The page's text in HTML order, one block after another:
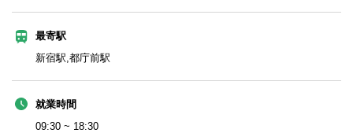
最寄駅
新宿駅,都庁前駅
就業時間
09:30 ~ 18:30